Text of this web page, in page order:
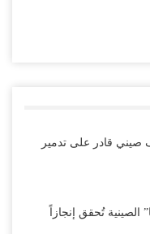
صيني قادر على تدمير
الصينية تُحقق إنجازاً